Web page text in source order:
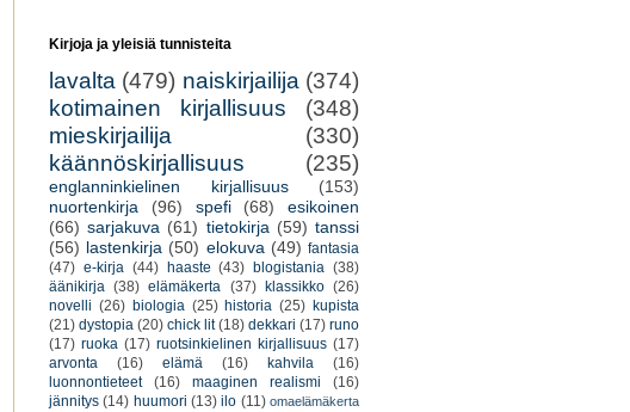
Kirjoja ja yleisiä tunnisteita
lavalta (479) naiskirjailija (374)
kotimainen kirjallisuus
(348)
mieskirjailija
(330)
käännöskirjallisuus
(235)
englanninkielinen kirjallisuus
(153)
nuortenkirja
(96) spefi (68)
esikoinen
(66) sarjakuva (61) tietokirja (59) tanssi
(56) lastenkirja (50) elokuva (49) fantasia
(47) e-kirja (44) haaste (43) blogistania (38)
äänikirja (38) elämäkerta (37) klassikko (26)
novelli (26) biologia (25) historia (25) kupista
(21) dystopia (20) chick lit (18) dekkari (17) runo
(17) ruoka (17) ruotsinkielinen kirjallisuus (17)
arvonta
(16) elämä (16) kahvila
(16)
luonnontieteet
(16) maaginen realismi
(16)
jännitys (14) huumori (13) ilo (11) omaelämäkerta